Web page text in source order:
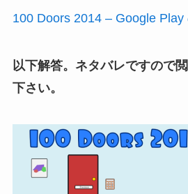
100 Doors 2014 – Google Play
以下解答。ネタバレですので
下さい。